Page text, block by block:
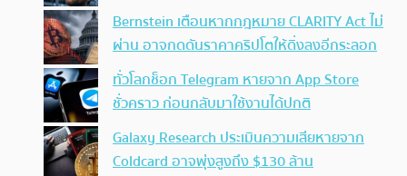
Bernstein เตือนหากกฎหมาย CLARITY Act ไม่
ผ่าน อาจกดดันราคาคริปโตให้ดิ่งลงอีกระลอก
ทั่วโลกช็อก Telegram หายจาก App Store
ชั่วคราว ก่อนกลับมาใช้งานได้ปกติ
Galaxy Research ประเมินความเสียหายจาก
Coldcard อาจพุ่งสูงถึง $130 ล้าน